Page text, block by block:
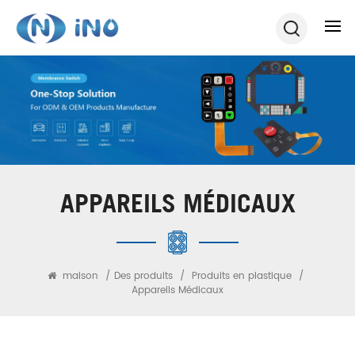
APPAREILS MÉDICAUX
maison / Des produits / Produits en plastique /
Appareils Médicaux